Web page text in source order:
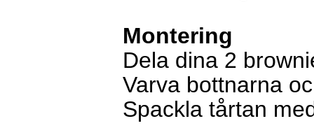
Montering
Dela dina 2
Varva bottnarna
Spackla tårtan